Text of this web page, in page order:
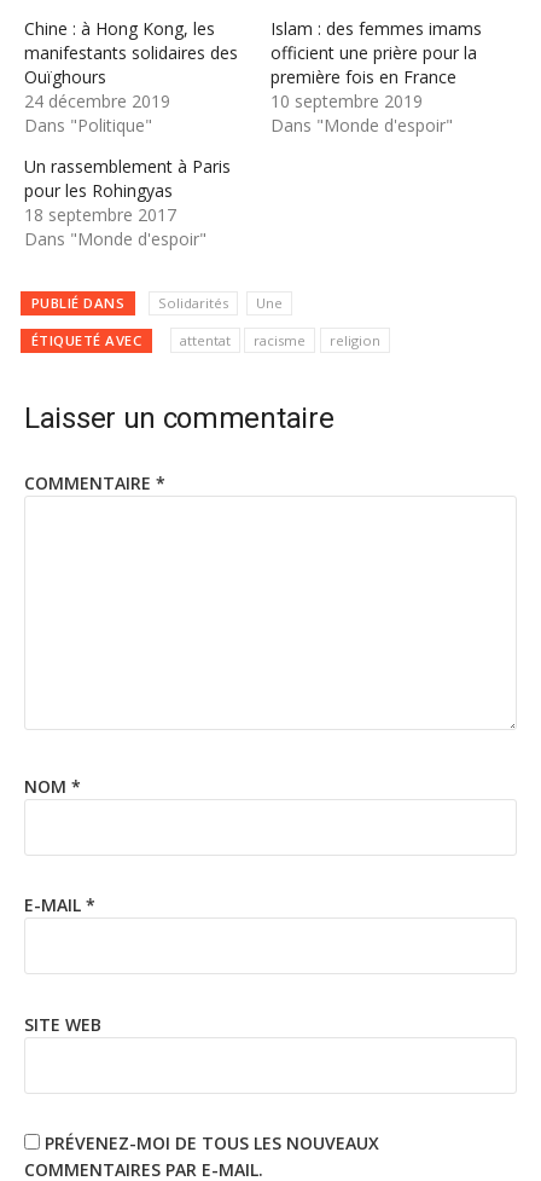
Chine : à Hong Kong, les
manifestants solidaires des
Ouïghours
24 décembre 2019
Dans "Politique"
Islam : des femmes imams
officient une prière pour la
première fois en France
10 septembre 2019
Dans "Monde d'espoir"
Un rassemblement à Paris
pour les Rohingyas
18 septembre 2017
Dans "Monde d'espoir"
PUBLIÉ DANS Solidarités Une
ÉTIQUETÉ AVEC attentat racisme religion
Laisser un commentaire
COMMENTAIRE *
NOM *
E-MAIL *
SITE WEB
PRÉVENEZ-MOI DE TOUS LES NOUVEAUX
COMMENTAIRES PAR E-MAIL.